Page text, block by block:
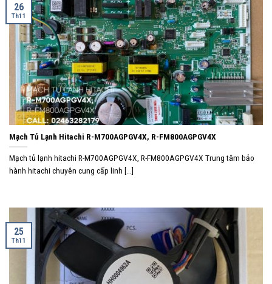
Mạch Tủ Lạnh Hitachi R-M700AGPGV4X, R-FM800AGPGV4X
Mạch tủ lạnh hitachi R-M700AGPGV4X, R-FM800AGPGV4X Trung tâm bảo
hành hitachi chuyên cung cấp linh [...]
26
Th11
25
Th11